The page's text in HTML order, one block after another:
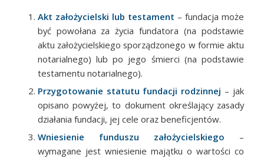
Akt założycielski lub testament – fundacja może
być powołana za życia fundatora (na podstawie
aktu założycielskiego sporządzonego w formie aktu
notarialnego) lub po jego śmierci (na podstawie
testamentu notarialnego).
Przygotowanie statutu fundacji rodzinnej – jak
opisano powyżej, to dokument określający zasady
działania fundacji, jej cele oraz beneficjentów.
Wniesienie funduszu założycielskiego –
wymagane jest wniesienie majątku o wartości co